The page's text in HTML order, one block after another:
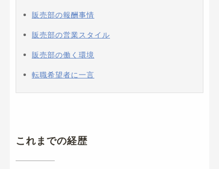
販売部の報酬事情
販売部の営業スタイル
販売部の働く環境
転職希望者に一言
これまでの経歴